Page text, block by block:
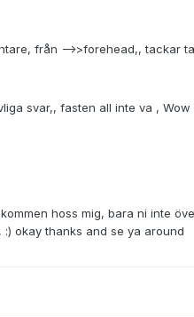
från -->>forehead,, tackar
svar,, fasten all inte va , Wow
hoss mig, bara ni inte
:) okay thanks and se ya around